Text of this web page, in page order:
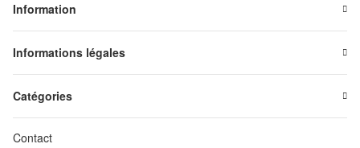
Information
Informations légales
Catégories
Contact